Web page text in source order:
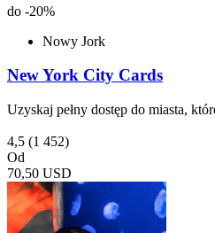
do -20%
Nowy Jork
New York City Cards
Uzyskaj pełny dostęp do miasta,
4,5 (1 452)
Od
70,50 USD